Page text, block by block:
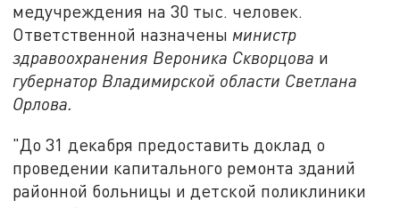
медучреждения на 30 тыс. человек.
Ответственной назначены министр
здравоохранения Вероника Скворцова и
губернатор Владимирской области Светлана
Орлова.
"До 31 декабря предоставить доклад о
проведении капитального ремонта зданий
районной больницы и детской поликлиники